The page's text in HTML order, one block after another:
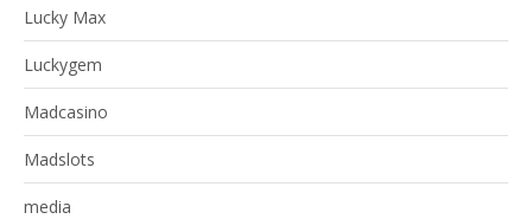
Lucky Max
Luckygem
Madcasino
Madslots
media